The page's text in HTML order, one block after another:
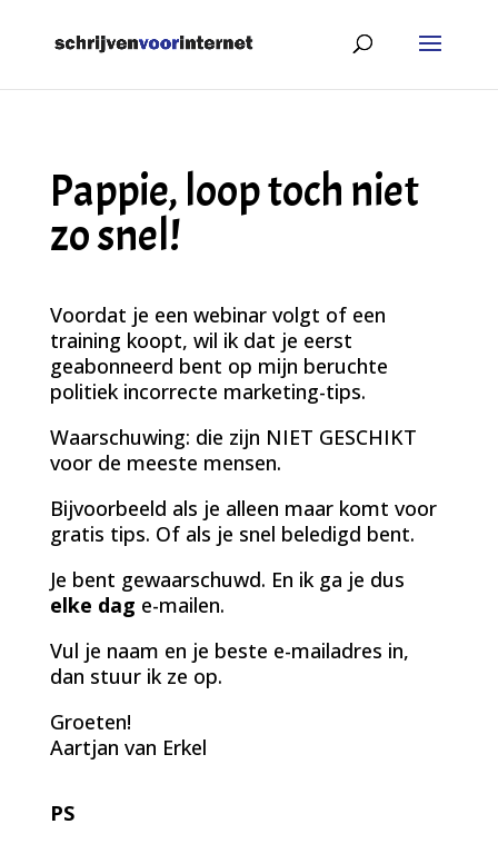
Pappie, loop toch niet
zo snel!
Voordat je een webinar volgt of een
training koopt, wil ik dat je eerst
geabonneerd bent op mijn beruchte
politiek incorrecte marketing-tips.
Waarschuwing: die zijn NIET GESCHIKT
voor de meeste mensen.
Bijvoorbeeld als je alleen maar komt voor
gratis tips. Of als je snel beledigd bent.
Je bent gewaarschuwd. En ik ga je dus
elke dag e-mailen.
Vul je naam en je beste e-mailadres in,
dan stuur ik ze op.
Groeten!
Aartjan van Erkel
PS